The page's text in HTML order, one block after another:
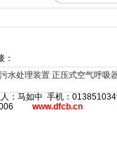
：
水处理装置 正压式空气呼吸
：马如中 手机：
www.dfcb.cn